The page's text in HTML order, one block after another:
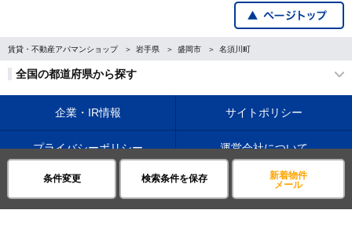
条件変更 検索条件を保存
新着物件
メール
賃貸・不動産アパマンショップ 岩手県 盛岡市 名須川町
全国の都道府県から探す
企業・IR情報 サイトポリシー
プライバシーポリシー 運営会社について
©APAMAN Co.,Ltd.